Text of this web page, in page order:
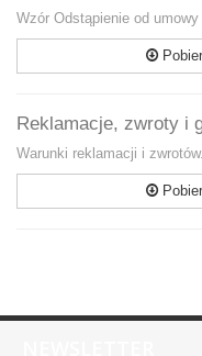
Wzór Odstąpienie od umowy
Reklamacje, zwroty i
Warunki reklamacji i